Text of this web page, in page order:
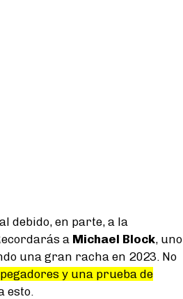
debido, en parte, a la
a Michael Block, uno
una gran racha en 2023. No
y una prueba de
esto.